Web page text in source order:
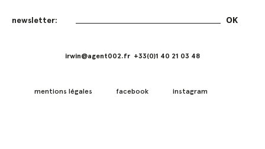
irwin@agent002.fr +33(0)1 40 21 03 48
mentions légales facebook instagram